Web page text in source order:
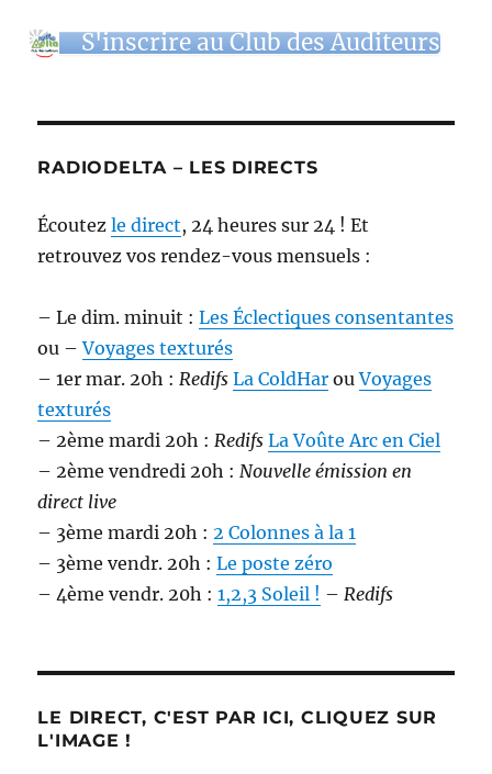
S'inscrire au Club des Auditeurs
RADIODELTA – LES DIRECTS
Écoutezle direct, 24 heures sur 24 ! Et
retrouvez vos rendez-vous mensuels :
– Le dim. minuit :Les Éclectiques consentantes
ou –Voyages texturés
– 1er mar. 20h :Redifs La ColdHar ouVoyages
texturés
– 2ème mardi 20h :Redifs La Voûte Arc en Ciel
– 2ème vendredi 20h :Nouvelle émission en
direct live
– 3ème mardi 20h :2 Colonnes à la 1
– 3ème vendr. 20h :Le poste zéro
– 4ème vendr. 20h :1,2,3 Soleil ! –Redifs
LE DIRECT, C'EST PAR ICI, CLIQUEZ SUR
L'IMAGE !